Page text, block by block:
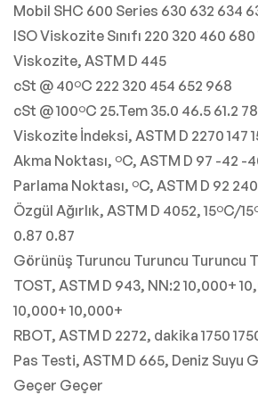
Mobil SHC 600 Series 630 632 634
ISO Viskozite Sınıfı 220 320 460 680
Viskozite, ASTM D 445
cSt @ 40ºC 222 320 454 652 968
cSt @ 100ºC 25.Tem 35.0 46.5 61.2
Viskozite İndeksi, ASTM D 2270 147
Akma Noktası, ºC, ASTM D 97 -42 -
Parlama Noktası, ºC, ASTM D 92
Özgül Ağırlık, ASTM D 4052, 15ºC/
0.87 0.87
Görünüş Turuncu Turuncu Turuncu
TOST, ASTM D 943, NN:2 10,000+
10,000+ 10,000+
RBOT, ASTM D 2272, dakika 1750
Pas Testi, ASTM D 665, Deniz Suyu
Geçer Geçer